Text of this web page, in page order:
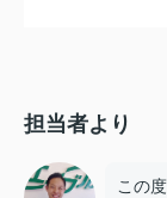
担当者より
この